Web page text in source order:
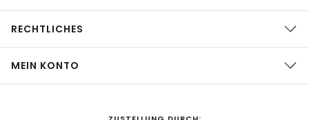
RECHTLICHES
MEIN KONTO